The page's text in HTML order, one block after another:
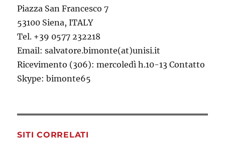
Piazza San Francesco 7
53100 Siena, ITALY
Tel. +39 0577 232218
Email: salvatore.bimonte(at)unisi.it
Ricevimento (306): mercoledì h.10-13 Contatto
Skype: bimonte65
SITI CORRELATI